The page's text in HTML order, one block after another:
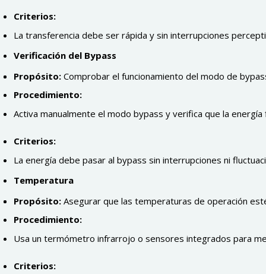
Criterios:
La transferencia debe ser rápida y sin interrupciones
Verificación del Bypass
Propósito:Comprobar el funcionamiento del modo de
Procedimiento:
Activa manualmente el modo bypass y verifica que la
Criterios:
La energía debe pasar al bypass sin interrupciones ni
Temperatura
Propósito:Asegurar que las temperaturas de operación
Procedimiento:
Usa un termómetro infrarrojo o sensores integrados para
Criterios: